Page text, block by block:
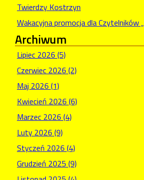
Twierdzy Kostrzyn
Wakacyjna promocja dla Czytelników
Archiwum
Lipiec 2026 (5)
Czerwiec 2026 (2)
Maj 2026 (1)
Kwiecień 2026 (6)
Marzec 2026 (4)
Luty 2026 (9)
Styczeń 2026 (4)
Grudzień 2025 (9)